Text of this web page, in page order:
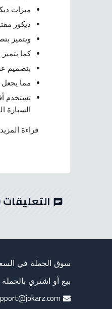
ميزات
ديكور مفتاح مكيف كامري 2003 -2006
ويتميز
كما
بتصميم
مما
تستخدم
السيارة
قراءة المزيد
chat التعليقات
سوق الجملة في
بيع أو اشتري بالجملة